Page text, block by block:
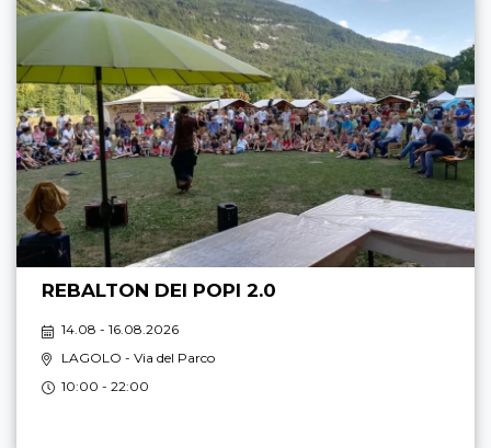
REBALTON DEI POPI 2.0
14.08 - 16.08.2026
LAGOLO - Via del Parco
10:00 - 22:00